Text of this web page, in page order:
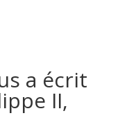
a écrit
II,